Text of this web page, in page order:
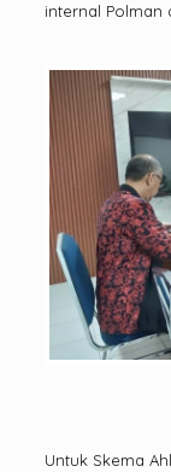
internal Polman
Untuk Skema